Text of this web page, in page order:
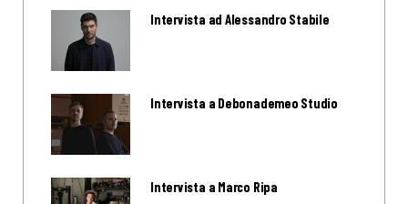
Intervista ad Alessandro Stabile
Intervista a Debonademeo Studio
Intervista a Marco Ripa